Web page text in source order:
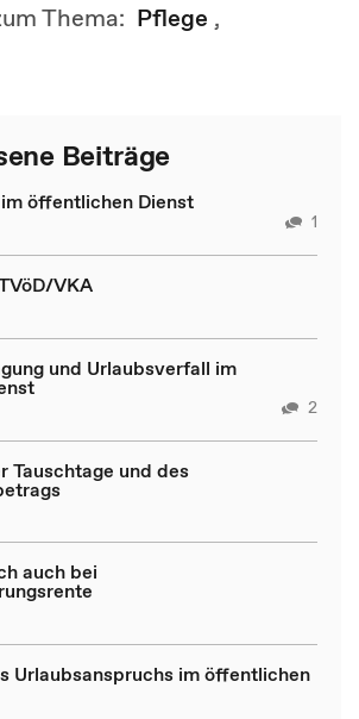
Thema: Pflege ,
Beiträge
öffentlichen Dienst
1
VKA
und Urlaubsverfall im
2
Tauschtage und des
auch bei
Urlaubsanspruchs im öffentlichen